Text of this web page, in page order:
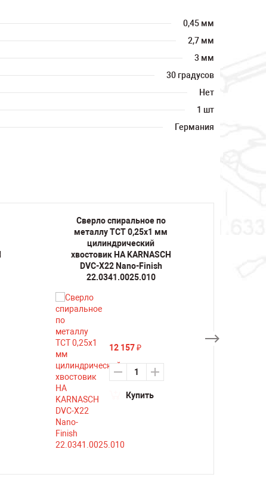
0,45 мм
2,7 мм
3 мм
30 градусов
Нет
1 шт
Германия
Сверло спиральное по
металлу TCT 0,25х1 мм
цилиндрический
хвостовик HA KARNASCH
DVC-X22 Nano-Finish
22.0341.0025.010
12 157 ₽
Купить